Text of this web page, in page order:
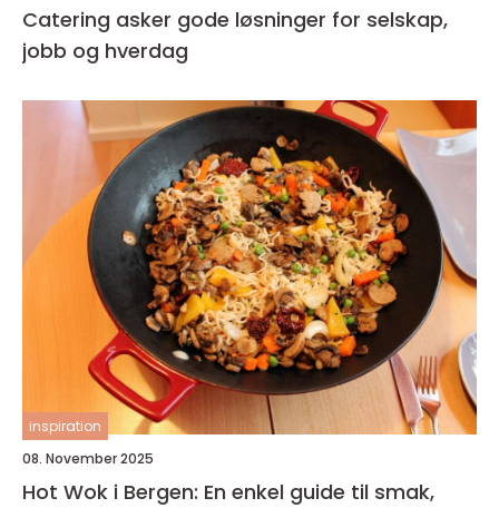
Catering asker gode løsninger for selskap,
jobb og hverdag
inspiration
08. November 2025
Hot Wok i Bergen: En enkel guide til smak,